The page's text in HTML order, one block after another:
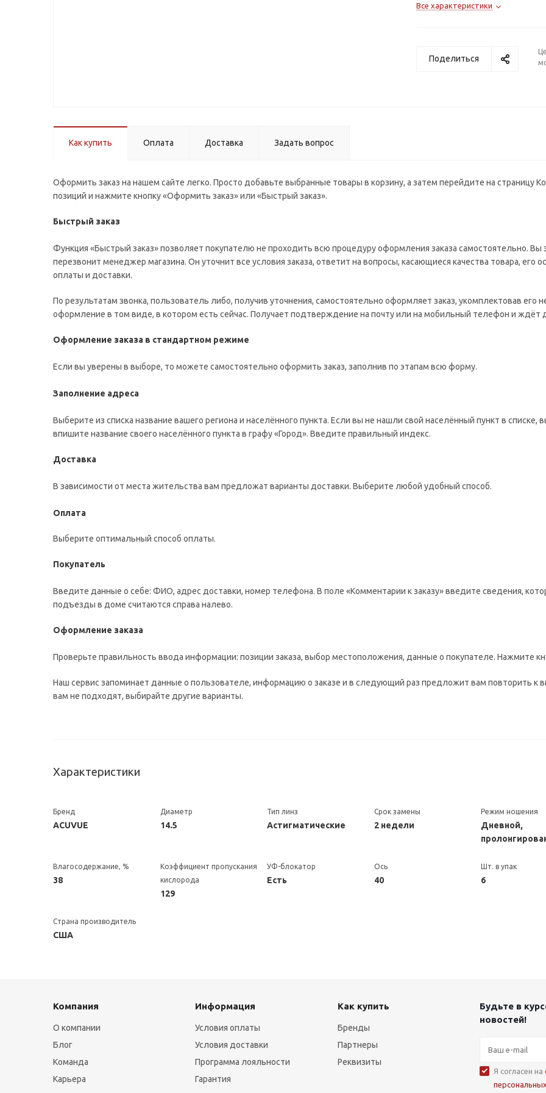
Все характеристики
Поделиться
Как купить Оплата Доставка Задать вопрос
Оформить заказ на нашем сайте легко. Просто добавьте выбранные товары в корзину, а затем перейдите на страницу
позиций и нажмите кнопку «Оформить заказ» или «Быстрый заказ».
Быстрый заказ
Функция «Быстрый заказ» позволяет покупателю не проходить всю процедуру оформления заказа самостоятельно.
перезвонит менеджер магазина. Он уточнит все условия заказа, ответит на вопросы, касающиеся качества товара, его
оплаты и доставки.
По результатам звонка, пользователь либо, получив уточнения, самостоятельно оформляет заказ, укомплектовав
оформление в том виде, в котором есть сейчас. Получает подтверждение на почту или на мобильный телефон и ждёт
Оформление заказа в стандартном режиме
Если вы уверены в выборе, то можете самостоятельно оформить заказ, заполнив по этапам всю форму.
Заполнение адреса
Выберите из списка название вашего региона и населённого пункта. Если вы не нашли свой населённый пункт в
впишите название своего населённого пункта в графу «Город». Введите правильный индекс.
Доставка
В зависимости от места жительства вам предложат варианты доставки. Выберите любой удобный способ.
Оплата
Выберите оптимальный способ оплаты.
Покупатель
Введите данные о себе: ФИО, адрес доставки, номер телефона. В поле «Комментарии к заказу» введите сведения,
подъезды в доме считаются справа налево.
Оформление заказа
Проверьте правильность ввода информации: позиции заказа, выбор местоположения, данные о покупателе. Нажмите
Наш сервис запоминает данные о пользователе, информацию о заказе и в следующий раз предложит вам повторить к
вам не подходят, выбирайте другие варианты.
Характеристики
Бренд
ACUVUE
Диаметр
14.5
Тип линз
Астигматические
Срок замены
2 недели
Режим ношения
Дневной,
Влагосодержание, %
38
Коэффициент пропускания
кислорода
129
УФ-блокатор
Есть
Ось
40
Шт. в упак
6
Страна производитель
США
Компания
О компании
Блог
Команда
Карьера
Информация
Условия оплаты
Условия доставки
Программа лояльности
Гарантия
Как купить
Бренды
Партнеры
Реквизиты
Будьте в
новостей!
Я согласен на